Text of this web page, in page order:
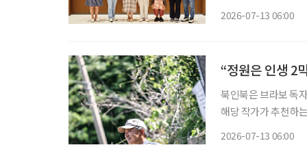
2026-07-13 06:00
“정원은 인생 2
북인북은 브라보 독
해당 작가가 추천하는 책도 함께 즐겨보
2026-07-13 06:00